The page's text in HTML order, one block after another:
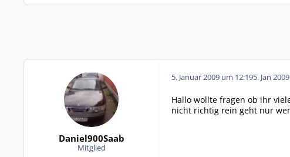
Daniel900Saab
Mitglied
5. Januar 2009 um 12:195. Jan 2009
Hallo wollte fragen ob ihr
nicht richtig rein geht nur